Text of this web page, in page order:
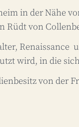
in der Nähe
Rüdt von
Renaissance
wird, in die
von der